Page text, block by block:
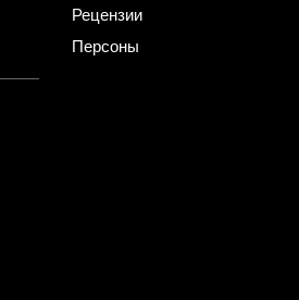
Рецензии
Персоны